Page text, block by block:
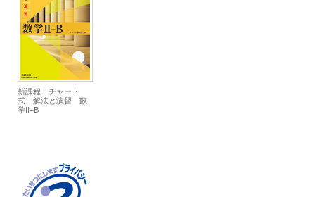
新課程 チャート
式 解法と演習 数
学II+B